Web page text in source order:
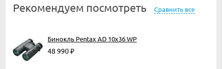
Рекомендуем посмотреть Сравнить все
Бинокль Pentax AD 10x36 WP
48 990₽